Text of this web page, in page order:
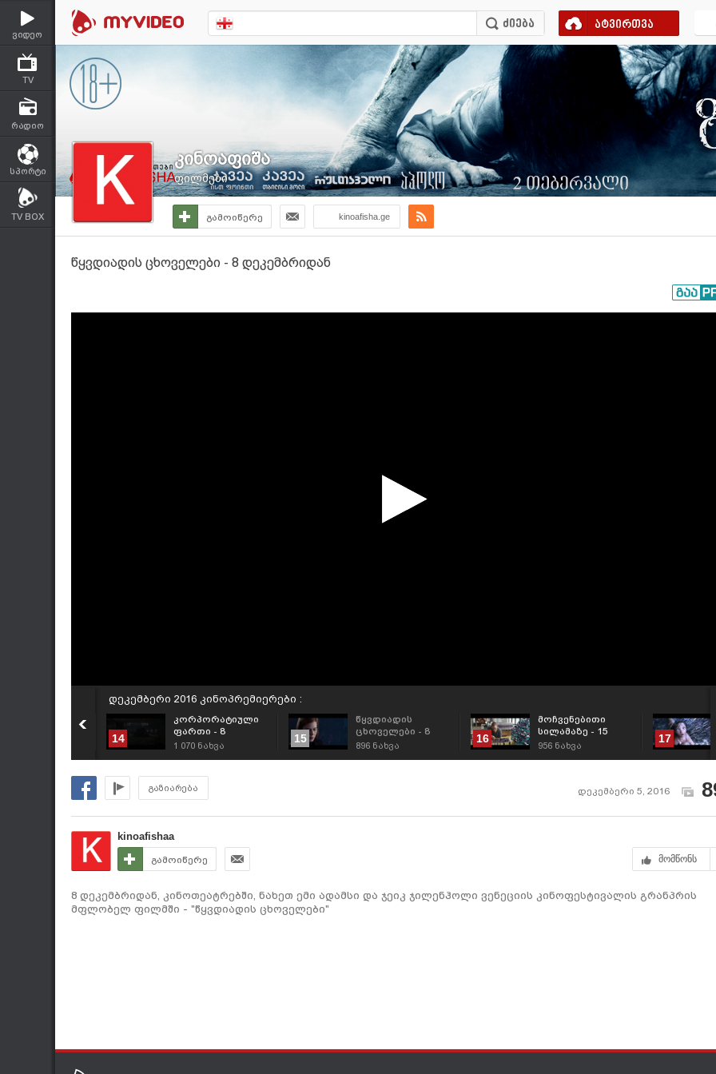
ვიდეო
TV
რადიო
სპორტი
TV BOX
ატვირთვა
კინოაფიშა
ფილმები
გამოიწერე kinoafisha.ge
წყვდიადის ცხოველები - 8 დეკემბრიდან
დეკემბერი 2016 კინოპრემიერები :
14
კორპორატიული
ფართი - 8
დეკემბრიდან
1 070 ნახვა
15
წყვდიადის
ცხოველები - 8
დეკემბრიდან
896 ნახვა
16
მოჩვენებითი
სილამაზე - 15
დეკემბრიდან
956 ნახვა
17
გაზიარება დეკემბერი 5, 2016
kinoafishaa
გამოიწერე მომწონს
8 დეკემბრიდან, კინოთეატრებში, ნახეთ ემი ადამსი და ჯეიკ ჯილენჰოლი ვენეციის კინოფესტივალის გრანპრის
მფლობელ ფილმში - "წყვდიადის ცხოველები"